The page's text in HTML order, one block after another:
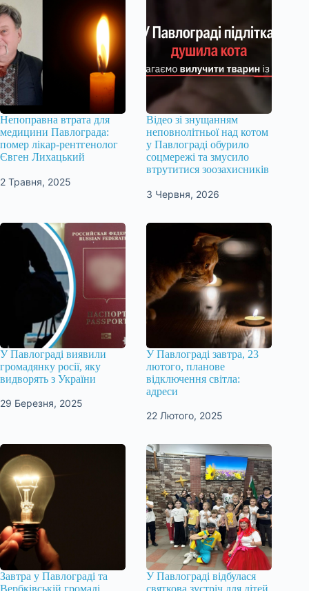
Непоправна втрата для
медицини Павлограда:
помер лікар-рентгенолог
Євген Лихацький
2 Травня, 2025
Відео зі знущанням
неповнолітньої над котом
у Павлограді обурило
соцмережі та змусило
втрутитися зоозахисників
3 Червня, 2026
У Павлограді виявили
громадянку росії, яку
видворять з України
29 Березня, 2025
У Павлограді завтра, 23
лютого, планове
відключення світла:
адреси
22 Лютого, 2025
Завтра у Павлограді та
Вербківській громаді
У Павлограді відбулася
святкова зустріч для дітей